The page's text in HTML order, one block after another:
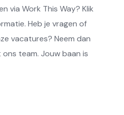
via Work This Way? Klik
Heb je vragen of
vacatures? Neem dan
team. Jouw baan is